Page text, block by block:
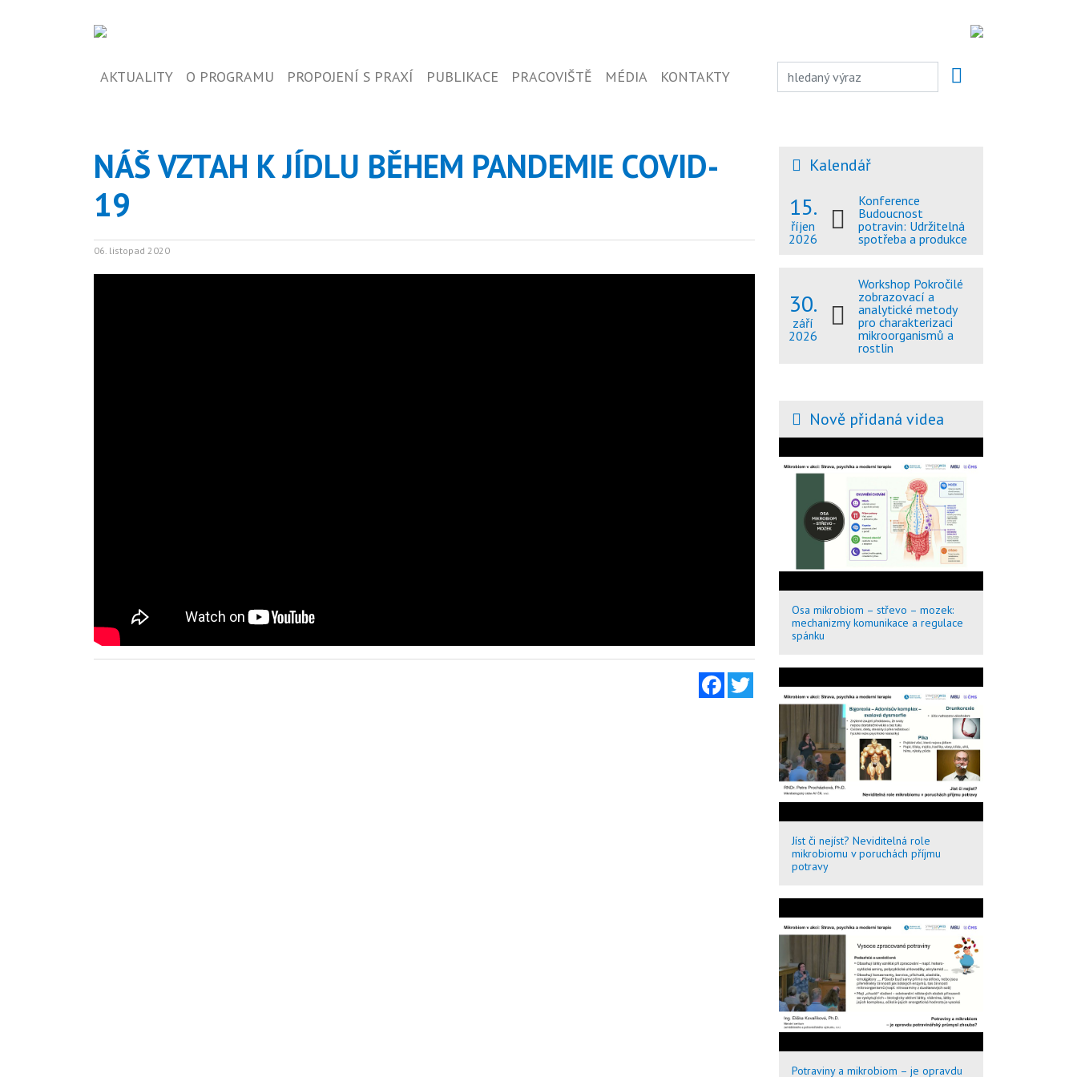
AKTUALITY O PROGRAMU PROPOJENÍ S PRAXÍ PUBLIKACE PRACOVIŠTĚ MÉDIA KONTAKTY
NÁŠ VZTAH K JÍDLU BĚHEM PANDEMIE COVID-
19
06. listopad 2020
Facebook
Kalendář
15.
říjen
2026
Konference
Budoucnost
potravin: Udržitelná
spotřeba a produkce
30.
září
2026
Workshop Pokročilé
zobrazovací a
analytické metody
pro charakterizaci
mikroorganismů a
rostlin
Nově přidaná videa
Osa mikrobiom – střevo – mozek:
mechanizmy komunikace a regulace
spánku
Jíst či nejíst? Neviditelná role
mikrobiomu v poruchách příjmu
potravy
Potraviny a mikrobiom – je opravdu